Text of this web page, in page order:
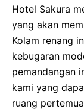
Hotel Sakura
yang akan
Kolam renang
kebugaran
pemandangan
kami yang
ruang